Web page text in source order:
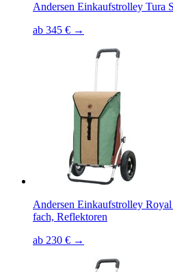
Andersen Einkaufstrolley Tura
ab 345 € →
Andersen Einkaufstrolley
fach, Reflektoren
ab 230 € →